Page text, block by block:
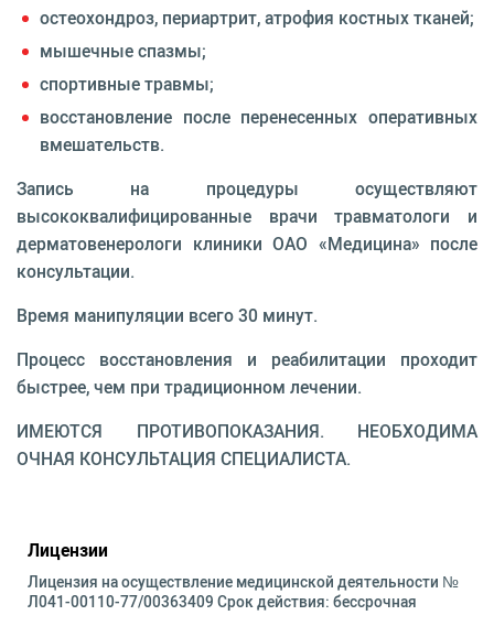
остеохондроз, периартрит, атрофия костных тканей;
мышечные спазмы;
спортивные травмы;
восстановление после перенесенных оперативных
вмешательств.
Запись на процедуры осуществляют
высококвалифицированные врачи травматологи и
дерматовенерологи клиники ОАО «Медицина» после
консультации.
Время манипуляции всего 30 минут.
Процесс восстановления и реабилитации проходит
быстрее, чем при традиционном лечении.
ИМЕЮТСЯ ПРОТИВОПОКАЗАНИЯ. НЕОБХОДИМА
ОЧНАЯ КОНСУЛЬТАЦИЯ СПЕЦИАЛИСТА.
Лицензии
Лицензия на осуществление медицинской деятельности №
Л041-00110-77/00363409 Срок действия: бессрочная